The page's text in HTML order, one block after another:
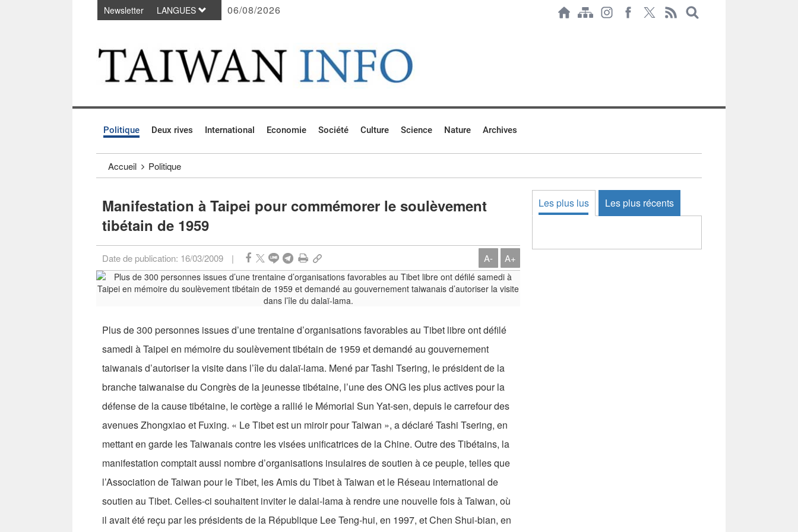
Passer au contenu principal
Newsletter LANGUES 06/08/2026
Politique Deux rives International Economie Société Culture Science Nature Archives
Accueil Politique
Manifestation à Taipei pour commémorer le soulèvement
tibétain de 1959
Date de publication: 16/03/2009 | A- A+
Plus de 300 personnes issues d’une trentaine d’organisations favorables au Tibet libre ont défilé
samedi à Taipei en mémoire du soulèvement tibétain de 1959 et demandé au gouvernement
taiwanais d’autoriser la visite dans l’île du dalaï-lama. Mené par Tashi Tsering, le président de la
branche taiwanaise du Congrès de la jeunesse tibétaine, l’une des ONG les plus actives pour la
défense de la cause tibétaine, le cortège a rallié le Mémorial Sun Yat-sen, depuis le carrefour des
avenues Zhongxiao et Fuxing. « Le Tibet est un miroir pour Taiwan », a déclaré Tashi Tsering, en
mettant en garde les Taiwanais contre les visées unificatrices de la Chine. Outre des Tibétains, la
manifestation comptait aussi nombre d’organisations insulaires de soutien à ce peuple, telles que
l’Association de Taiwan pour le Tibet, les Amis du Tibet à Taiwan et le Réseau international de
soutien au Tibet. Celles-ci souhaitent inviter le dalai-lama à rendre une nouvelle fois à Taiwan, où
il avait été reçu par les présidents de la République Lee Teng-hui, en 1997, et Chen Shui-bian, en
Les plus lus Les plus récents